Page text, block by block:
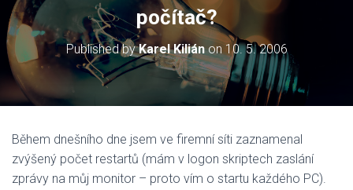
počítač?
Published byKarel Kiliánon 10. 5. 2006
Během dnešního dne jsem ve firemní síti zaznamenal
zvýšený počet restartů (mám v logon skriptech zaslání
zprávy na můj monitor – proto vím o startu každého PC).